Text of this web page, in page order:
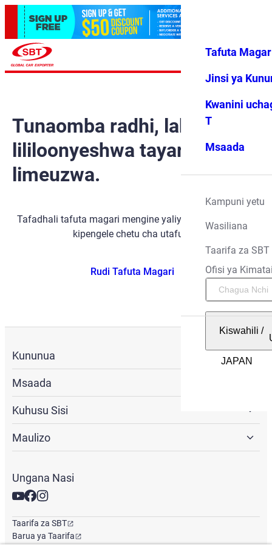
Vipendwa
Menyu
Tafuta
Jinsi ya
Kwanini
T
Msaada
Kampuni yetu
Wasiliana
Taarifa za SBT
Ofisi ya
Kiswahili /
Tunaomba radhi, lakini gari
lililoonyeshwa tayari
limeuzwa.
Tafadhali tafuta magari mengine yaliyopo kwa kutumia
kipengele chetu cha utafutaji.
Rudi Tafuta Magari
Kununua
Msaada
Kuhusu Sisi
Maulizo
Ungana Nasi
Taarifa za SBT
Barua ya Taarifa